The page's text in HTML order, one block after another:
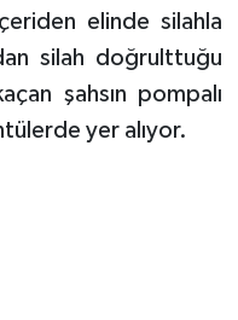
elinde silahla
silah doğrulttuğu
şahsın pompalı
yer alıyor.